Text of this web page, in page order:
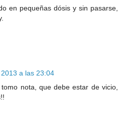
en pequeñas dósis y sin pasarse,
a las 23:04
nota, que debe estar de vicio,